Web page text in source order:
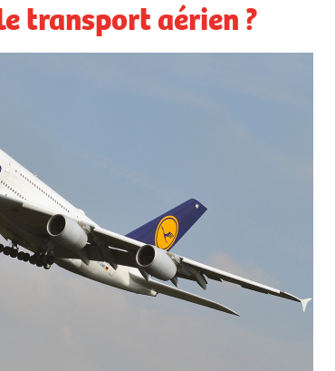
transport aérien ?